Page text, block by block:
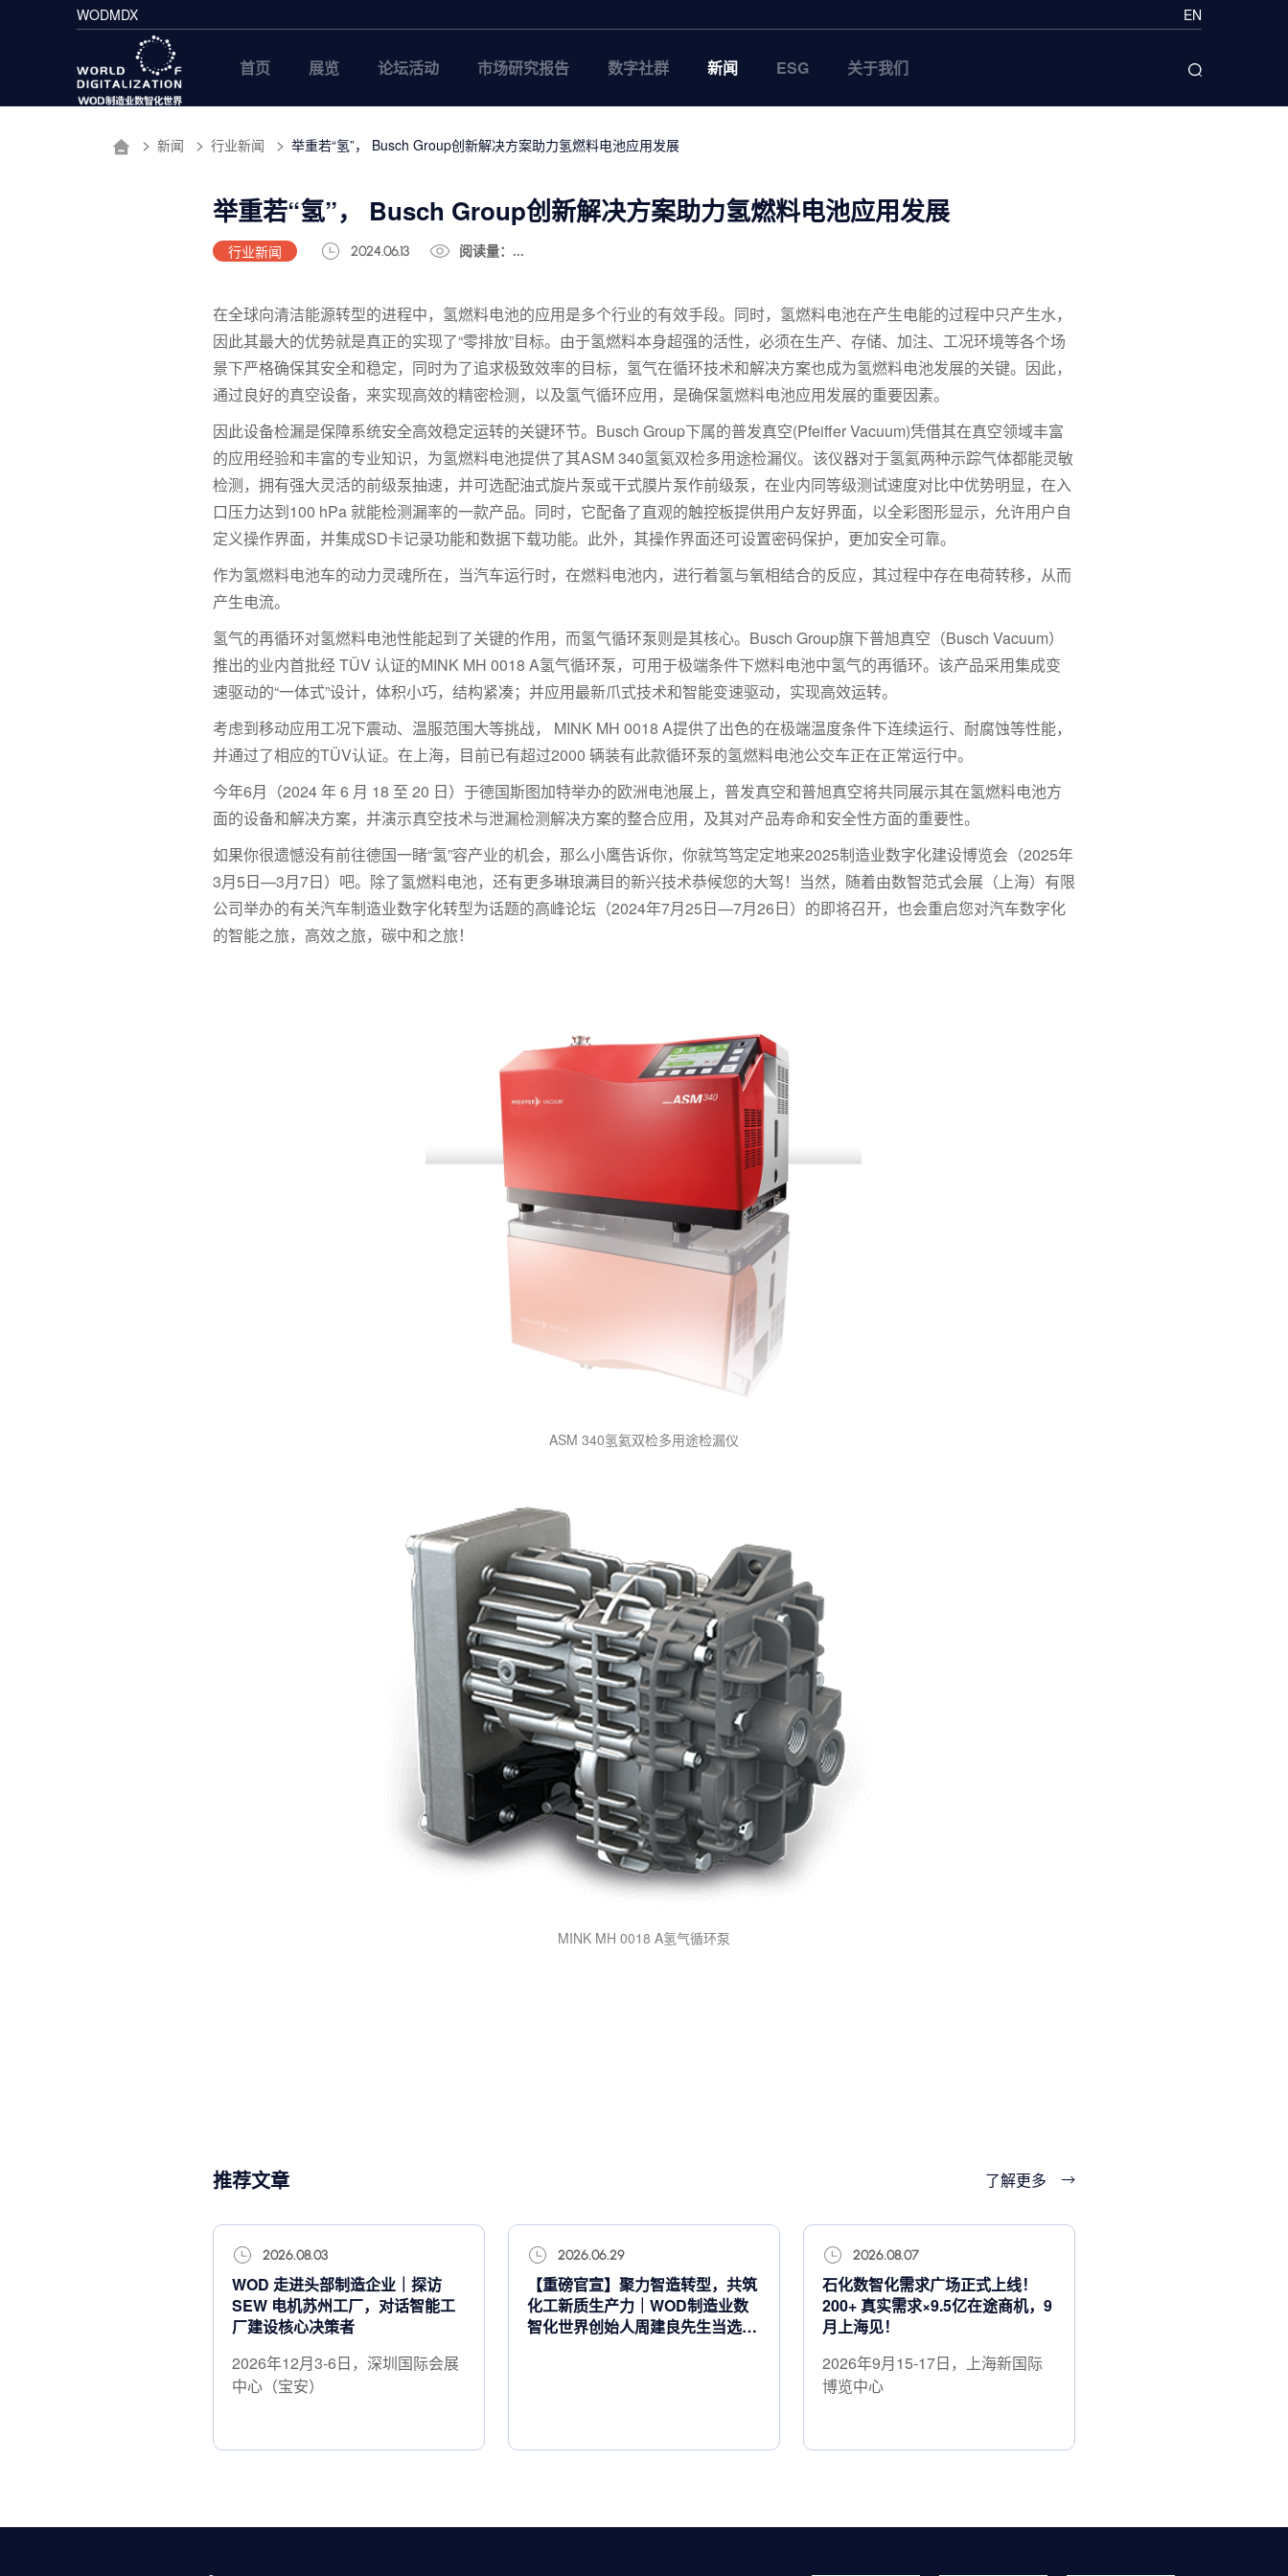
WODMDX EN
首页 展览 论坛活动 市场研究报告 数字社群 新闻 ESG 关于我们
新闻 行业新闻 举重若“氢”， Busch Group创新解决方案助力氢燃料电池应用发展
举重若“氢”， Busch Group创新解决方案助力氢燃料电池应用发展
行业新闻 2024.06.13 阅读量：...
在全球向清洁能源转型的进程中，氢燃料电池的应用是多个行业的有效手段。同时，氢燃料电池在产生电能的过程中只产生水，
因此其最大的优势就是真正的实现了“零排放”目标。由于氢燃料本身超强的活性，必须在生产、存储、加注、工况环境等各个场
景下严格确保其安全和稳定，同时为了追求极致效率的目标，氢气在循环技术和解决方案也成为氢燃料电池发展的关键。因此，
通过良好的真空设备，来实现高效的精密检测，以及氢气循环应用，是确保氢燃料电池应用发展的重要因素。
因此设备检漏是保障系统安全高效稳定运转的关键环节。Busch Group下属的普发真空(Pfeiffer Vacuum)凭借其在真空领域丰富
的应用经验和丰富的专业知识，为氢燃料电池提供了其ASM 340氢氦双检多用途检漏仪。该仪器对于氢氦两种示踪气体都能灵敏
检测，拥有强大灵活的前级泵抽速，并可选配油式旋片泵或干式膜片泵作前级泵，在业内同等级测试速度对比中优势明显，在入
口压力达到100 hPa 就能检测漏率的一款产品。同时，它配备了直观的触控板提供用户友好界面，以全彩图形显示，允许用户自
定义操作界面，并集成SD卡记录功能和数据下载功能。此外，其操作界面还可设置密码保护，更加安全可靠。
作为氢燃料电池车的动力灵魂所在，当汽车运行时，在燃料电池内，进行着氢与氧相结合的反应，其过程中存在电荷转移，从而
产生电流。
氢气的再循环对氢燃料电池性能起到了关键的作用，而氢气循环泵则是其核心。Busch Group旗下普旭真空（Busch Vacuum）
推出的业内首批经 TÜV 认证的MINK MH 0018 A氢气循环泵，可用于极端条件下燃料电池中氢气的再循环。该产品采用集成变
速驱动的“一体式”设计，体积小巧，结构紧凑；并应用最新爪式技术和智能变速驱动，实现高效运转。
考虑到移动应用工况下震动、温服范围大等挑战， MINK MH 0018 A提供了出色的在极端温度条件下连续运行、耐腐蚀等性能，
并通过了相应的TÜV认证。在上海，目前已有超过2000 辆装有此款循环泵的氢燃料电池公交车正在正常运行中。
今年6月（2024 年 6 月 18 至 20 日）于德国斯图加特举办的欧洲电池展上，普发真空和普旭真空将共同展示其在氢燃料电池方
面的设备和解决方案，并演示真空技术与泄漏检测解决方案的整合应用，及其对产品寿命和安全性方面的重要性。
如果你很遗憾没有前往德国一睹“氢”容产业的机会，那么小鹰告诉你，你就笃笃定定地来2025制造业数字化建设博览会（2025年
3月5日—3月7日）吧。除了氢燃料电池，还有更多琳琅满目的新兴技术恭候您的大驾！当然，随着由数智范式会展（上海）有限
公司举办的有关汽车制造业数字化转型为话题的高峰论坛（2024年7月25日—7月26日）的即将召开，也会重启您对汽车数字化
的智能之旅，高效之旅，碳中和之旅！
ASM 340氢氦双检多用途检漏仪
MINK MH 0018 A氢气循环泵
推荐文章 了解更多
2026.08.03
WOD 走进头部制造企业｜探访
SEW 电机苏州工厂，对话智能工
厂建设核心决策者
2026年12月3-6日，深圳国际会展
中心（宝安）
2026.06.29
【重磅官宣】聚力智造转型，共筑
化工新质生产力｜WOD制造业数
智化世界创始人周建良先生当选化
2026.08.07
石化数智化需求广场正式上线！
200+ 真实需求×9.5亿在途商机，9
月上海见！
2026年9月15-17日，上海新国际
博览中心